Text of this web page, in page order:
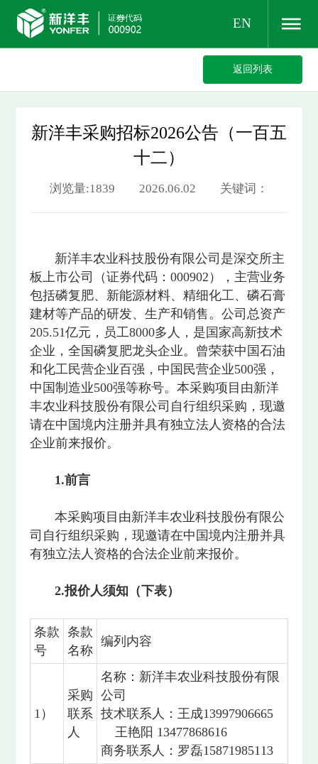
EN
返回列表
新洋丰采购招标2026公告（一百五
十二）
浏览量:1839 2026.06.02 关键词：
新洋丰农业科技股份有限公司是深交所主
板上市公司（证券代码：000902），主营业务
包括磷复肥、新能源材料、精细化工、磷石膏
建材等产品的研发、生产和销售。公司总资产
205.51亿元，员工8000多人，是国家高新技术
企业，全国磷复肥龙头企业。曾荣获中国石油
和化工民营企业百强，中国民营企业500强，
中国制造业500强等称号。本采购项目由新洋
丰农业科技股份有限公司自行组织采购，现邀
请在中国境内注册并具有独立法人资格的合法
企业前来报价。
1.前言
本采购项目由新洋丰农业科技股份有限公
司自行组织采购，现邀请在中国境内注册并具
有独立法人资格的合法企业前来报价。
2.报价人须知（下表）
条款
号
条款
名称
编列内容
1）
采购
联系
人
名称：新洋丰农业科技股份有限
公司
技术联系人：王成13997906665
王艳阳 13477868616
商务联系人：罗磊15871985113